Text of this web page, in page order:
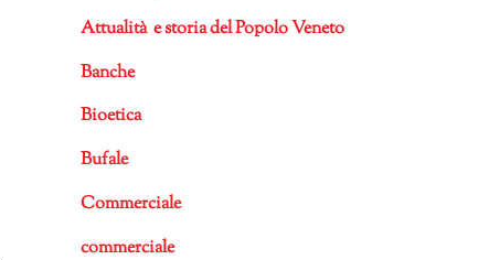
Attualità e storia del Popolo Veneto
Banche
Bioetica
Bufale
Commerciale
commerciale